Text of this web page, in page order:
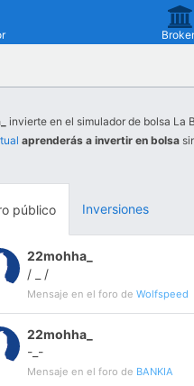
invierte en el simulador de bolsa La
aprenderás a invertir en bolsa
público Inversiones
22mohha_
/ _ /
Mensaje en el foro deWolfspeed
22mohha_
-_-
Mensaje en el foro de BANKIA